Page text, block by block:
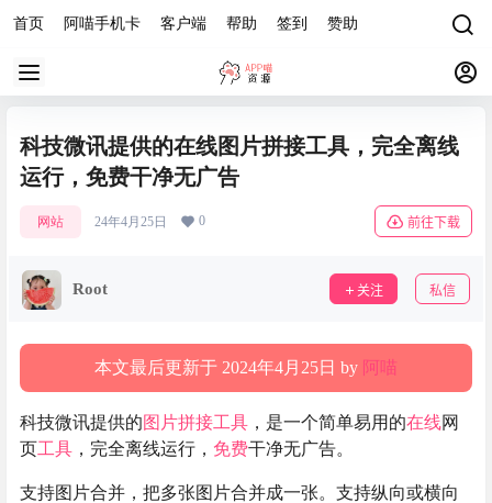
首页 阿喵手机卡 客户端 帮助 签到 赞助
科技微讯提供的在线图片拼接工具，完全离线
运行，免费干净无广告
网站 24年4月25日 0 前往下载
Root 关注 私信
本文最后更新于 2024年4月25日 by 阿喵
科技微讯提供的图片拼接工具 ，是一个简单易用的在线网
页工具 ，完全离线运行， 免费干净无广告。
支持图片合并，把多张图片合并成一张。支持纵向或横向